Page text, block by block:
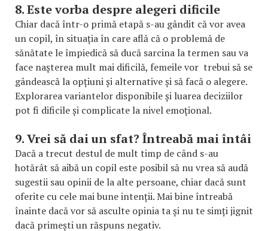
8. Este vorba despre alegeri dificile
Chiar dacă într-o primă etapă s-au gândit că vor avea
un copil, în situația în care află că o problemă de
sănătate le împiedică să ducă sarcina la termen sau va
face nașterea mult mai dificilă, femeile vor trebui să se
gândească la opțiuni și alternative și să facă o alegere.
Explorarea variantelor disponibile și luarea deciziilor
pot fi dificile și complicate la nivel emoțional.
9. Vrei să dai un sfat? Întreabă mai întâi
Dacă a trecut destul de mult timp de când s-au
hotărât să aibă un copil este posibil să nu vrea să audă
sugestii sau opinii de la alte persoane, chiar dacă sunt
oferite cu cele mai bune intenții. Mai bine întreabă
înainte dacă vor să asculte opinia ta și nu te simți jignit
dacă primești un răspuns negativ.